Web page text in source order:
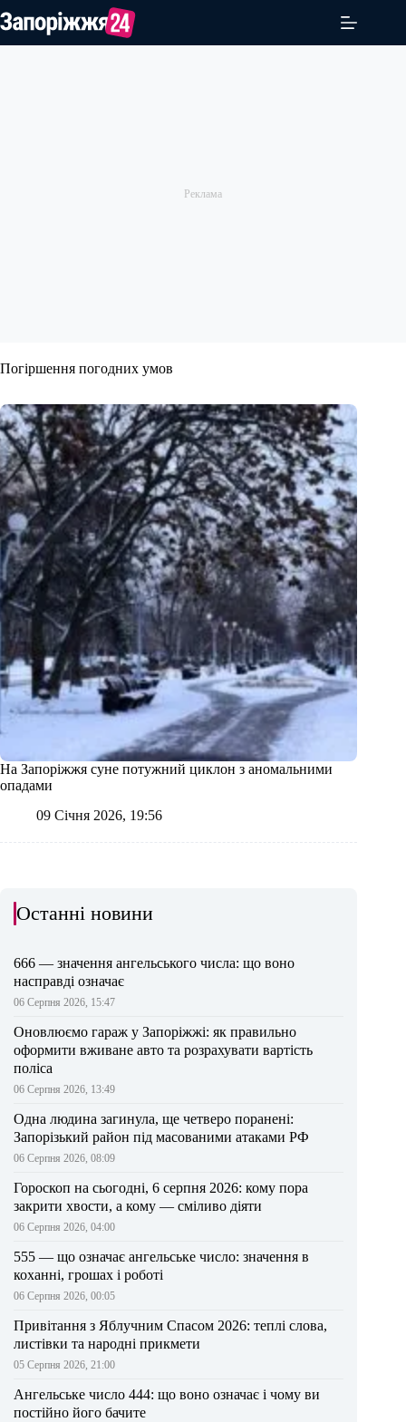
до
Погіршення погодних умов
На Запоріжжя суне потужний циклон з аномальними
опадами
09 Січня 2026, 19:56
Останні новини
666 — значення ангельського числа: що воно
насправді означає
06 Серпня 2026, 15:47
Оновлюємо гараж у Запоріжжі: як правильно
оформити вживане авто та розрахувати вартість
поліса
06 Серпня 2026, 13:49
Одна людина загинула, ще четверо поранені:
Запорізький район під масованими атаками РФ
06 Серпня 2026, 08:09
Гороскоп на сьогодні, 6 серпня 2026: кому пора
закрити хвости, а кому — сміливо діяти
06 Серпня 2026, 04:00
555 — що означає ангельське число: значення в
коханні, грошах і роботі
06 Серпня 2026, 00:05
Привітання з Яблучним Спасом 2026: теплі слова,
листівки та народні прикмети
05 Серпня 2026, 21:00
Ангельське число 444: що воно означає і чому ви
постійно його бачите